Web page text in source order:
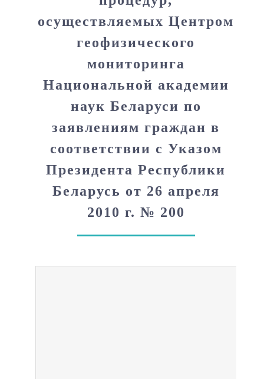
Уровни взаимодействия
Политика в области интеллектуальной собственности
Противодействие коррупции
Отдел инженерно-информационного обеспечения
Геофизическая обсерватория «Нарочь»
Геофизическая обсерватория «Плещеницы»
Сейсмическая станция «Старобин» (локальная сеть
наблюдений)
Оценка сейсмических воздействий
Сейсмологический мониторинг
Сейсмическое микрорайонирование
Контактная информация
Электронные обращения
Режим работы и приёма граждан с заявлениями
осуществляемых Центром
геофизического
мониторинга
Национальной академии
наук Беларуси по
заявлениям граждан в
соответствии с Указом
Президента Республики
Беларусь от 26 апреля
2010 г. № 200